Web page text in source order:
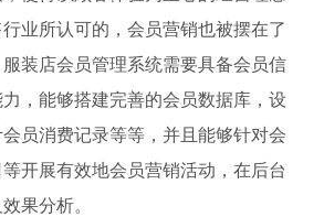
业所认可的，会员营销也被摆在了
装店会员管理系统需要具备会员信
，能够搭建完善的会员数据库，设
员消费记录等等，并且能够针对会
开展有效地会员营销活动，在后台
果分析。